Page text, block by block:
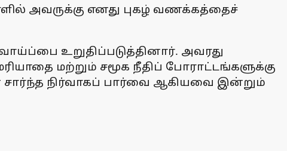
அவருக்கு எனது புகழ் வணக்கத்தைச்
உறுதிப்படுத்தினார். அவரது
மற்றும் சமூக நீதிப் போராட்டங்களுக்கு
நிர்வாகப் பார்வை ஆகியவை இன்றும்